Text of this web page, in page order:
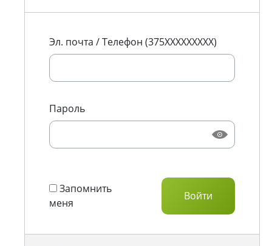
Эл. почта / Телефон (375XXXXXXXXX)
Пароль
Запомнить
меня